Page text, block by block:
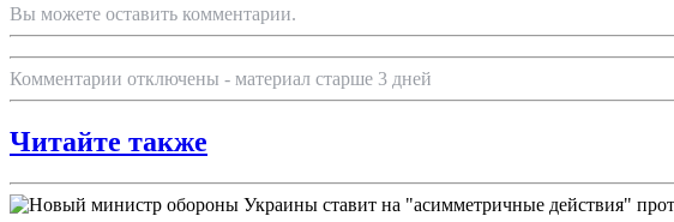
Вы можете оставить комментарии.
Комментарии отключены - материал старше 3 дней
Читайте также